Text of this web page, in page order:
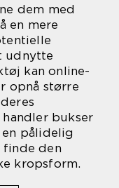
dem med
en mere
udnytte
kan online-
opnå større
bukser
pålidelig
finde den
kropsform.